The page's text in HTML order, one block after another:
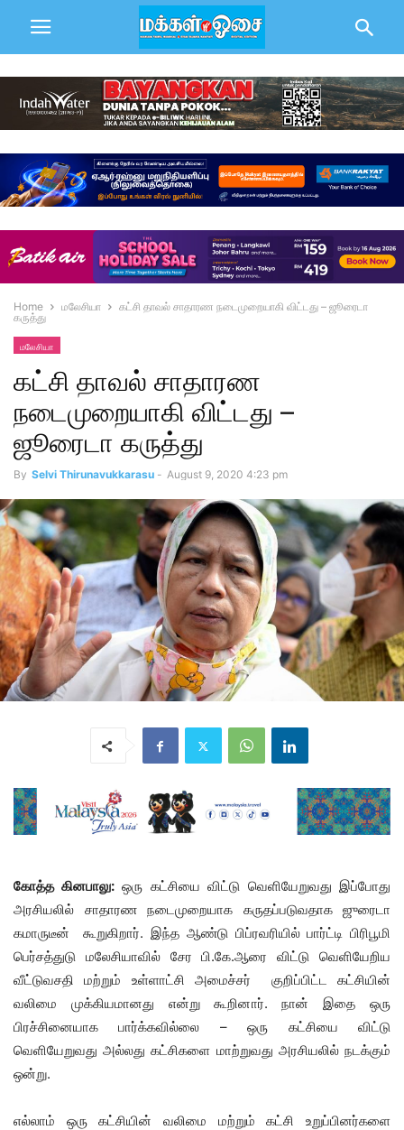
Home மலேசியா
கட்சி தாவல் சாதாரண நடைமுறையாகி விட்டது – ஜூரைடா
கருத்து
மலேசியா
கட்சி தாவல் சாதாரண
நடைமுறையாகி விட்டது –
ஜூரைடா கருத்து
By Selvi Thirunavukkarasu - August 9, 2020 4:23 pm
கோத்த கினபாலு:ஒரு கட்சியை விட்டு வெளியேறுவது இப்போது
அரசியலில் சாதாரண நடைமுறையாக கருதப்படுவதாக ஜுரைடா
கமாருடீன் கூறுகிறார். இந்த ஆண்டு பிப்ரவரியில் பார்ட்டி பிரிபூமி
பெர்சத்துடு மலேசியாவில் சேர பி.கே.ஆரை விட்டு வெளியேறிய
வீட்டுவசதி மற்றும் உள்ளாட்சி அமைச்சர் குறிப்பிட்ட கட்சியின்
வலிமை முக்கியமானது என்று கூறினார். நான் இதை ஒரு
பிரச்சினையாக பார்க்கவில்லை – ஒரு கட்சியை விட்டு
வெளியேறுவது அல்லது கட்சிகளை மாற்றுவது அரசியலில் நடக்கும்
ஒன்று.
எல்லாம் ஒரு கட்சியின் வலிமை மற்றும் கட்சி உறுப்பினர்களை